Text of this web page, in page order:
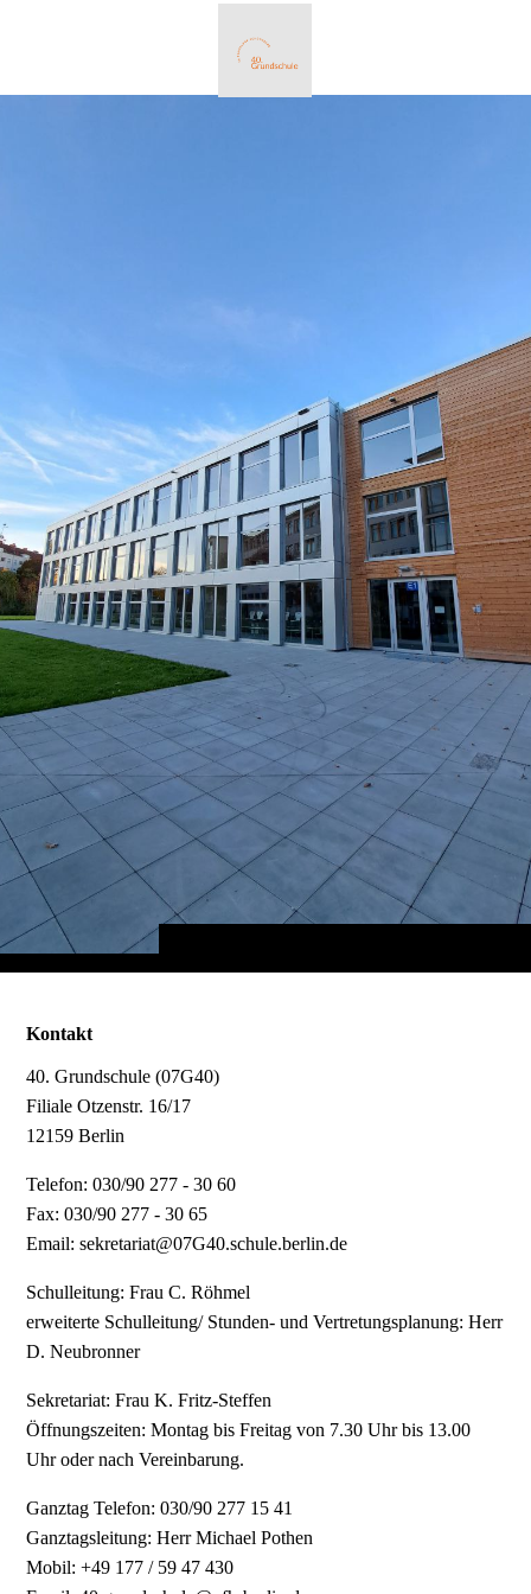
Kontakt
40. Grundschule (07G40)
Filiale Otzenstr. 16/17
12159 Berlin
Telefon: 030/90 277 - 30 60
Fax: 030/90 277 - 30 65
Email: sekretariat@07G40.schule.berlin.de
Schulleitung: Frau C. Röhmel
erweiterte Schulleitung/ Stunden- und Vertretungsplanung: Herr
D. Neubronner
Sekretariat: Frau K. Fritz-Steffen
Öffnungszeiten: Montag bis Freitag von 7.30 Uhr bis 13.00
Uhr oder nach Vereinbarung.
Ganztag Telefon: 030/90 277 15 41
Ganztagsleitung: Herr Michael Pothen
Mobil: +49 177 / 59 47 430